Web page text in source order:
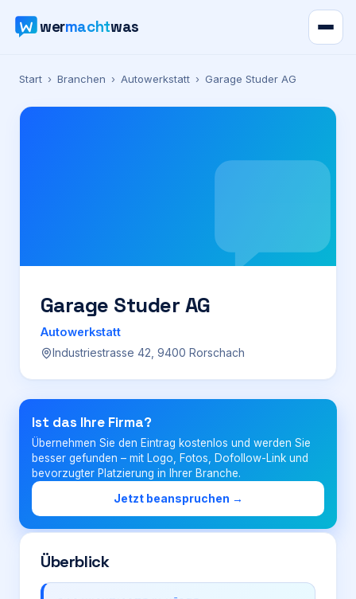
wermachtwas
Verzeichnis
Karte
Preise
Für Firmen
Login
Firma eintragen
Start › Branchen › Autowerkstatt › Garage Studer AG
Garage Studer AG
Autowerkstatt
Industriestrasse 42, 9400 Rorschach
Ist das Ihre Firma?
Übernehmen Sie den Eintrag kostenlos und werden Sie
besser gefunden – mit Logo, Fotos, Dofollow-Link und
bevorzugter Platzierung in Ihrer Branche.
Jetzt beanspruchen →
Überblick